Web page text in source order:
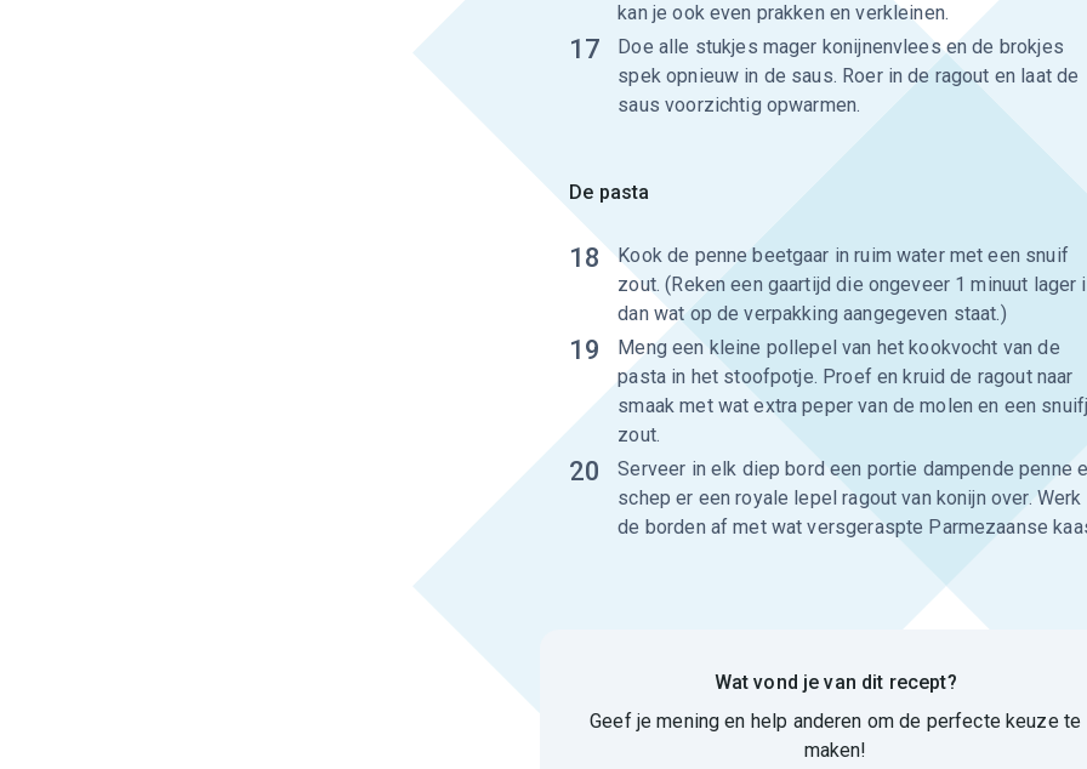
kan je ook even prakken en verkleinen.
17
Doe alle stukjes mager konijnenvlees en de brokjes
spek opnieuw in de saus. Roer in de ragout en laat de
saus voorzichtig opwarmen.
De pasta
18
Kook de penne beetgaar in ruim water met een snuif
zout. (Reken een gaartijd die ongeveer 1 minuut lager
dan wat op de verpakking aangegeven staat.)
19
Meng een kleine pollepel van het kookvocht van de
pasta in het stoofpotje. Proef en kruid de ragout naar
smaak met wat extra peper van de molen en een
zout.
20
Serveer in elk diep bord een portie dampende penne
schep er een royale lepel ragout van konijn over. Werk
de borden af met wat versgeraspte Parmezaanse
Wat vond je van dit recept?
Geef je mening en help anderen om de perfecte keuze te
maken!